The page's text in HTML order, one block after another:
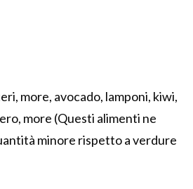
more, avocado, lamponi, kiwi,
more (Questi alimenti ne
minore rispetto a verdure